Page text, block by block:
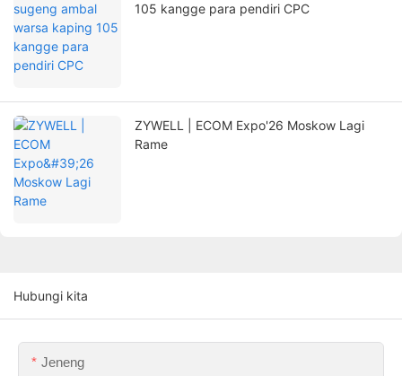
105 kangge para pendiri CPC
ZYWELL | ECOM Expo'26 Moskow Lagi
Rame
Hubungi kita
Jeneng